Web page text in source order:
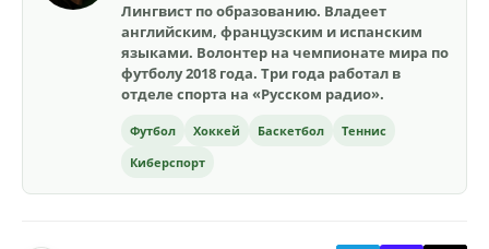
Лингвист по образованию. Владеет
английским, французским и испанским
языками. Волонтер на чемпионате мира по
футболу 2018 года. Три года работал в
отделе спорта на «Русском радио».
Футбол Хоккей Баскетбол
Теннис
Киберспорт